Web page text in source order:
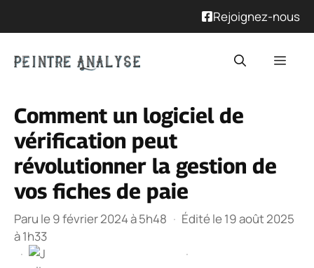
Rejoignez-nous
Comment un logiciel de
vérification peut
révolutionner la gestion de
vos fiches de paie
Paru le 9 février 2024 à 5h48 · Édité le 19 août 2025
à 1h33
·
·